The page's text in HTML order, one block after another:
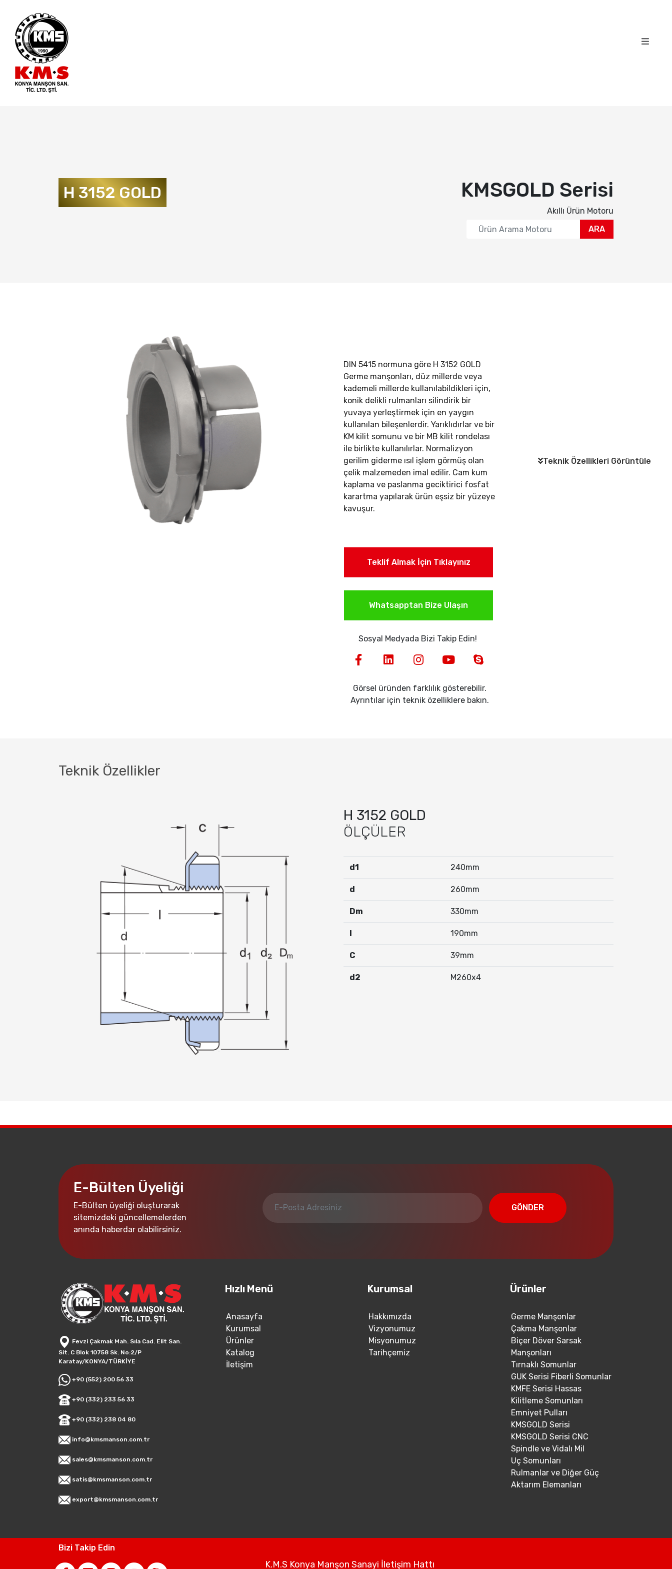
Teknik Özellikleri Görüntüle
H 3152 GOLD KMSGOLD Serisi
Akıllı Ürün Motoru
ARA
DIN 5415 normuna göre H 3152 GOLD
Germe manşonları, düz millerde veya
kademeli millerde kullanılabildikleri için,
konik delikli rulmanları silindirik bir
yuvaya yerleştirmek için en yaygın
kullanılan bileşenlerdir. Yarıklıdırlar ve bir
KM kilit somunu ve bir MB kilit rondelası
ile birlikte kullanılırlar. Normalizyon
gerilim giderme ısıl işlem görmüş olan
çelik malzemeden imal edilir. Cam kum
kaplama ve paslanma geciktirici fosfat
karartma yapılarak ürün eşsiz bir yüzeye
kavuşur.
Teklif Almak İçin Tıklayınız
Whatsapptan Bize Ulaşın
Sosyal Medyada Bizi Takip Edin!
Görsel üründen farklılık gösterebilir.
Ayrıntılar için teknik özelliklere bakın.
Teknik Özellikler
H 3152 GOLD
ÖLÇÜLER
d1 240mm
d 260mm
Dm 330mm
I 190mm
C 39mm
d2 M260x4
E-Bülten Üyeliği
E-Bülten üyeliği oluşturarak
sitemizdeki güncellemelerden
anında haberdar olabilirsiniz.
GÖNDER
Fevzi Çakmak Mah. Sıla Cad. Elit San.
Sit. C Blok 10758 Sk. No:2/P
Karatay/KONYA/TÜRKİYE
+90 (552) 200 56 33
+90 (332) 233 56 33
+90 (332) 238 04 80
info@kmsmanson.com.tr
sales@kmsmanson.com.tr
satis@kmsmanson.com.tr
export@kmsmanson.com.tr
Hızlı Menü
Anasayfa
Kurumsal
Ürünler
Katalog
İletişim
Kurumsal
Hakkımızda
Vizyonumuz
Misyonumuz
Tarihçemiz
Ürünler
Germe Manşonlar
Çakma Manşonlar
Biçer Döver Sarsak
Manşonları
Tırnaklı Somunlar
GUK Serisi Fiberli Somunlar
KMFE Serisi Hassas
Kilitleme Somunları
Emniyet Pulları
KMSGOLD Serisi
KMSGOLD Serisi CNC
Spindle ve Vidalı Mil
Uç Somunları
Rulmanlar ve Diğer Güç
Aktarım Elemanları
Bizi Takip Edin
K.M.S Konya Manşon Sanayi İletişim Hattı